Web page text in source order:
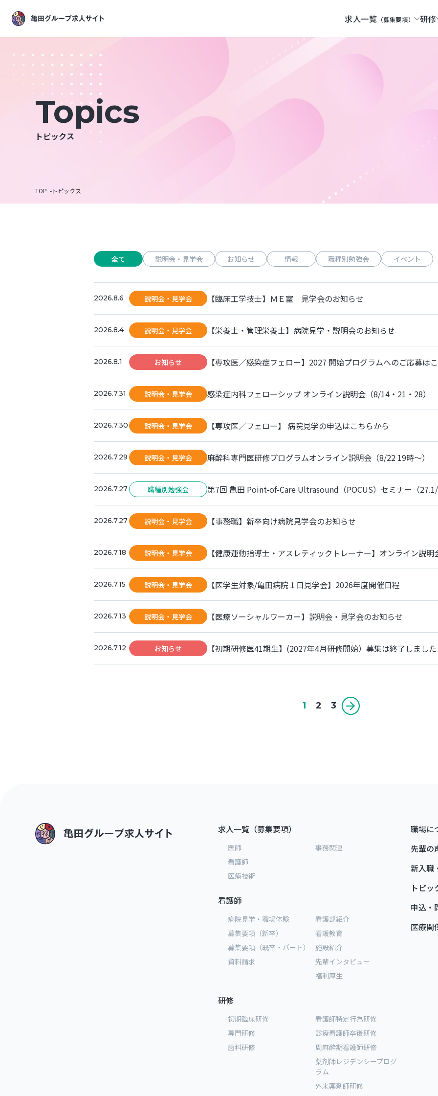
求人一覧 （募集要項） 研修
Topics
トピックス
TOP トピックス
全て 説明会・見学会 お知らせ 情報 職種別勉強会 イベント
2026.8.6 説明会・見学会 【臨床工学技士】ＭＥ室 見学会のお知らせ
2026.8.4 説明会・見学会 【栄養士・管理栄養士】病院見学・説明会のお知らせ
2026.8.1 お知らせ 【専攻医／感染症フェロー】2027 開始プログラムへのご応募は
2026.7.31 説明会・見学会 感染症内科フェローシップ オンライン説明会（8/14・21・28）
2026.7.30 説明会・見学会 【専攻医／フェロー】 病院見学の申込はこちらから
2026.7.29 説明会・見学会 麻酔科専門医研修プログラムオンライン説明会（8/22 19時～）
2026.7.27 職種別勉強会 第7回 亀田 Point-of-Care Ultrasound（POCUS）セミナー（27.1/
2026.7.27 説明会・見学会 【事務職】新卒向け病院見学会のお知らせ
2026.7.18 説明会・見学会 【健康運動指導士・アスレティックトレーナー】オンライン説明
2026.7.15 説明会・見学会 【医学生対象/亀田病院１日見学会】2026年度開催日程
2026.7.13 説明会・見学会 【医療ソーシャルワーカー】説明会・見学会のお知らせ
2026.7.12 お知らせ 【初期研修医41期生】(2027年4月研修開始）募集は終了しました
1 2 3
求人一覧（募集要項）
医師
看護師
医療技術
事務関連
看護師
病院見学・職場体験
募集要項（新卒）
募集要項（既卒・パート）
資料請求
看護部紹介
看護教育
施設紹介
先輩インタビュー
福利厚生
研修
初期臨床研修
専門研修
歯科研修
看護師特定行為研修
診療看護師卒後研修
周麻酔期看護師研修
薬剤師レジデンシープログ
ラム
外来薬剤師研修
職場に
先輩の
新入職
トピッ
申込・
医療関